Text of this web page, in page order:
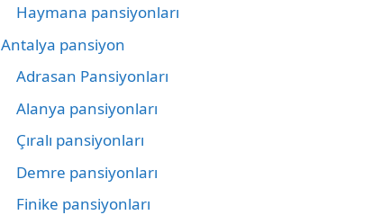
Haymana pansiyonları
Antalya pansiyon
Adrasan Pansiyonları
Alanya pansiyonları
Çıralı pansiyonları
Demre pansiyonları
Finike pansiyonları